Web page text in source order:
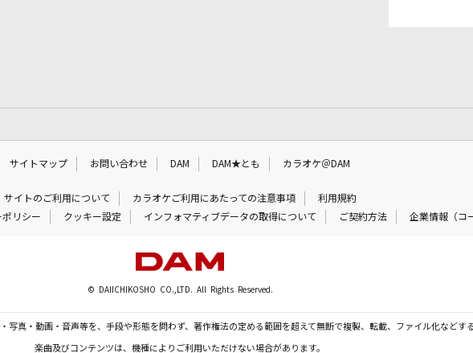
サイトマップ お問い合わせ DAM DAM★とも カラオケ＠DAM
サイトのご利用について カラオケご利用にあたっての注意事項
利用規約
リシー
クッキー設定 インフォマティブデータの取得について ご契約方法 企業情報（コ
© DAIICHIKOSHO CO.,LTD. All Rights Reserved.
写真・動画・音声等を、手段や形態を問わず、著作権法の定める範囲を超えて無断で複製、転載、ファイル化などす
楽曲及びコンテンツは、機種によりご利用いただけない場合があります。